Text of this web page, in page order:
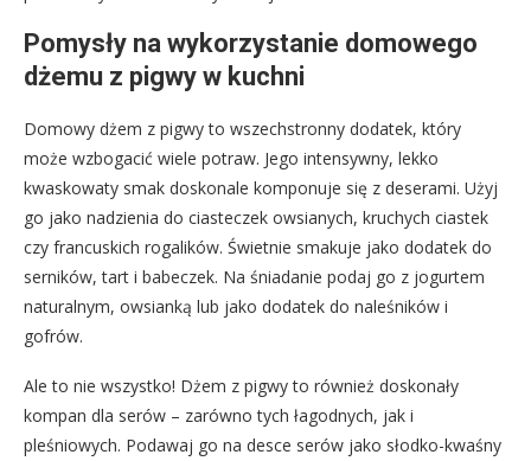
Pomysły na wykorzystanie domowego
dżemu z pigwy w kuchni
Domowy dżem z pigwy to wszechstronny dodatek, który
może wzbogacić wiele potraw. Jego intensywny, lekko
kwaskowaty smak doskonale komponuje się z deserami. Użyj
go jako nadzienia do ciasteczek owsianych, kruchych ciastek
czy francuskich rogalików. Świetnie smakuje jako dodatek do
serników, tart i babeczek. Na śniadanie podaj go z jogurtem
naturalnym, owsianką lub jako dodatek do naleśników i
gofrów.
Ale to nie wszystko! Dżem z pigwy to również doskonały
kompan dla serów – zarówno tych łagodnych, jak i
pleśniowych. Podawaj go na desce serów jako słodko-kwaśny